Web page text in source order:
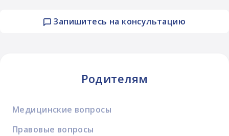
Запишитесь на консультацию
Родителям
Медицинские вопросы
Правовые вопросы